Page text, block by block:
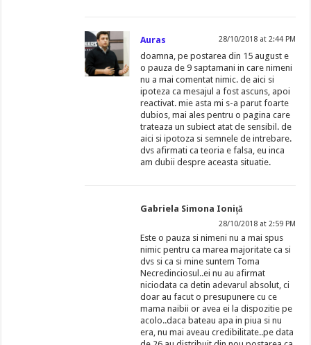
Auras 28/10/2018 at 2:44 PM
doamna, pe postarea din 15 august e
o pauza de 9 saptamani in care nimeni
nu a mai comentat nimic. de aici si
ipoteza ca mesajul a fost ascuns, apoi
reactivat. mie asta mi s-a parut foarte
dubios, mai ales pentru o pagina care
trateaza un subiect atat de sensibil. de
aici si ipotoza si semnele de intrebare.
dvs afirmati ca teoria e falsa, eu inca
am dubii despre aceasta situatie.
Gabriela Simona Ioniță
28/10/2018 at 2:59 PM
Este o pauza si nimeni nu a mai spus
nimic pentru ca marea majoritate ca si
dvs si ca si mine suntem Toma
Necredinciosul..ei nu au afirmat
niciodata ca detin adevarul absolut, ci
doar au facut o presupunere cu ce
mama naibii or avea ei la dispozitie pe
acolo..daca bateau apa in piua si nu
era, nu mai aveau credibilitate..pe data